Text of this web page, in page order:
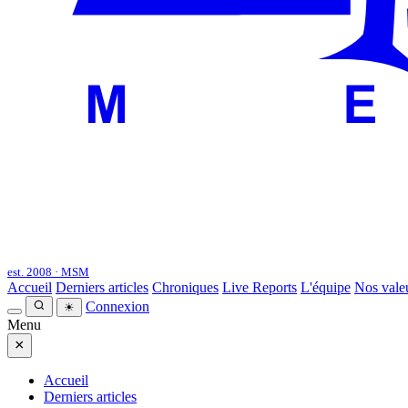
est. 2008 · MSM
Accueil Derniers articles Chroniques Live Reports L'équipe Nos
☀
Connexion
Menu
×
Accueil
Derniers articles